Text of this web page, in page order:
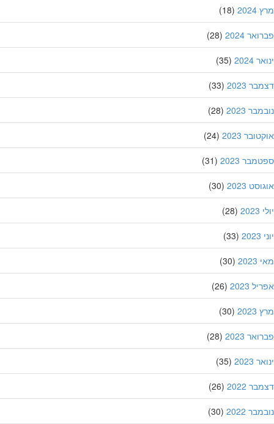
(18)
2024
(28)
2024
(35)
2023
(33)
2023
(28)
2023
(24)
2023
(31)
2023
(30)
(28)
(33)
(30)
2023
(26)
(30)
2023
(28)
2023
(35)
2022
(26)
2022
(30)